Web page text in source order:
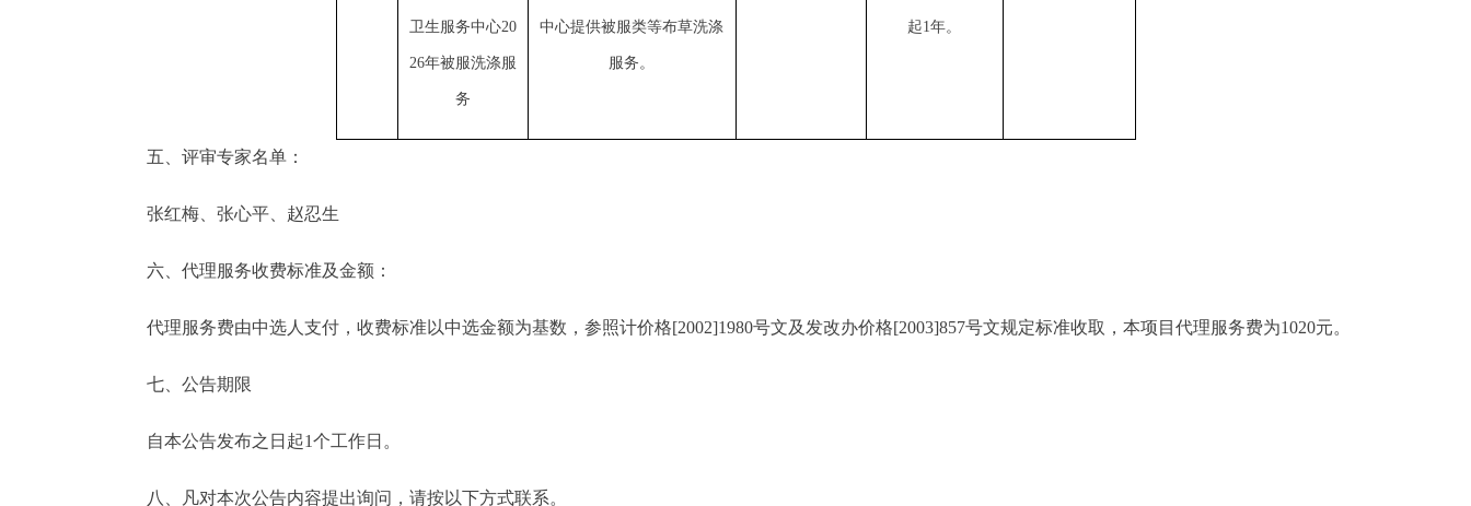
卫生服务中心20
26年被服洗涤服
务
中心提供被服类等布草洗涤
服务。
起1年。
五、评审专家名单：
张红梅、张心平、赵忍生
六、代理服务收费标准及金额：
代理服务费由中选人支付，收费标准以中选金额为基数，参照计价格[2002]1980号文及发改办价格[2003]857号文规定标准收取，本项目代理服务费为1020元。
七、公告期限
自本公告发布之日起1个工作日。
八、凡对本次公告内容提出询问，请按以下方式联系。